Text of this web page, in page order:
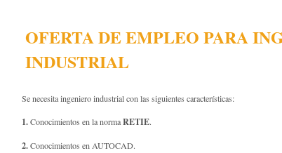
OFERTA DE EMPLEO PARA
INDUSTRIAL
Se necesita ingeniero industrial con las siguientes características:
1.Conocimientos en la normaRETIE.
2.Conocimientos en AUTOCAD.